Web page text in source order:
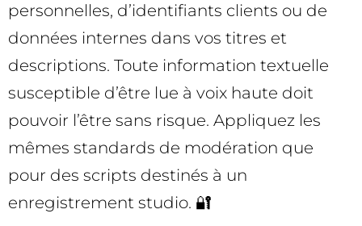
personnelles, d’identifiants clients ou de
données internes dans vos titres et
descriptions. Toute information textuelle
susceptible d’être lue à voix haute doit
pouvoir l’être sans risque. Appliquez les
mêmes standards de modération que
pour des scripts destinés à un
enregistrement studio. 🔐